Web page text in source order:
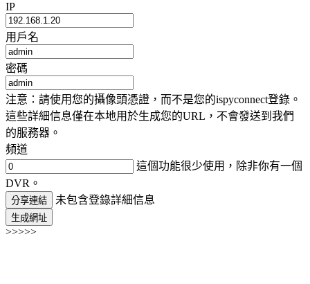
IP
用戶名
密碼
注意：請使用您的攝像頭憑證，而不是您的ispyconnect登錄。
這些詳細信息僅在本地用於生成您的URL，不會發送到我們
的服務器。
頻道
這個功能很少使用，除非你有一個
DVR。
分享連結 未包含登錄詳細信息
生成網址
>>>>>